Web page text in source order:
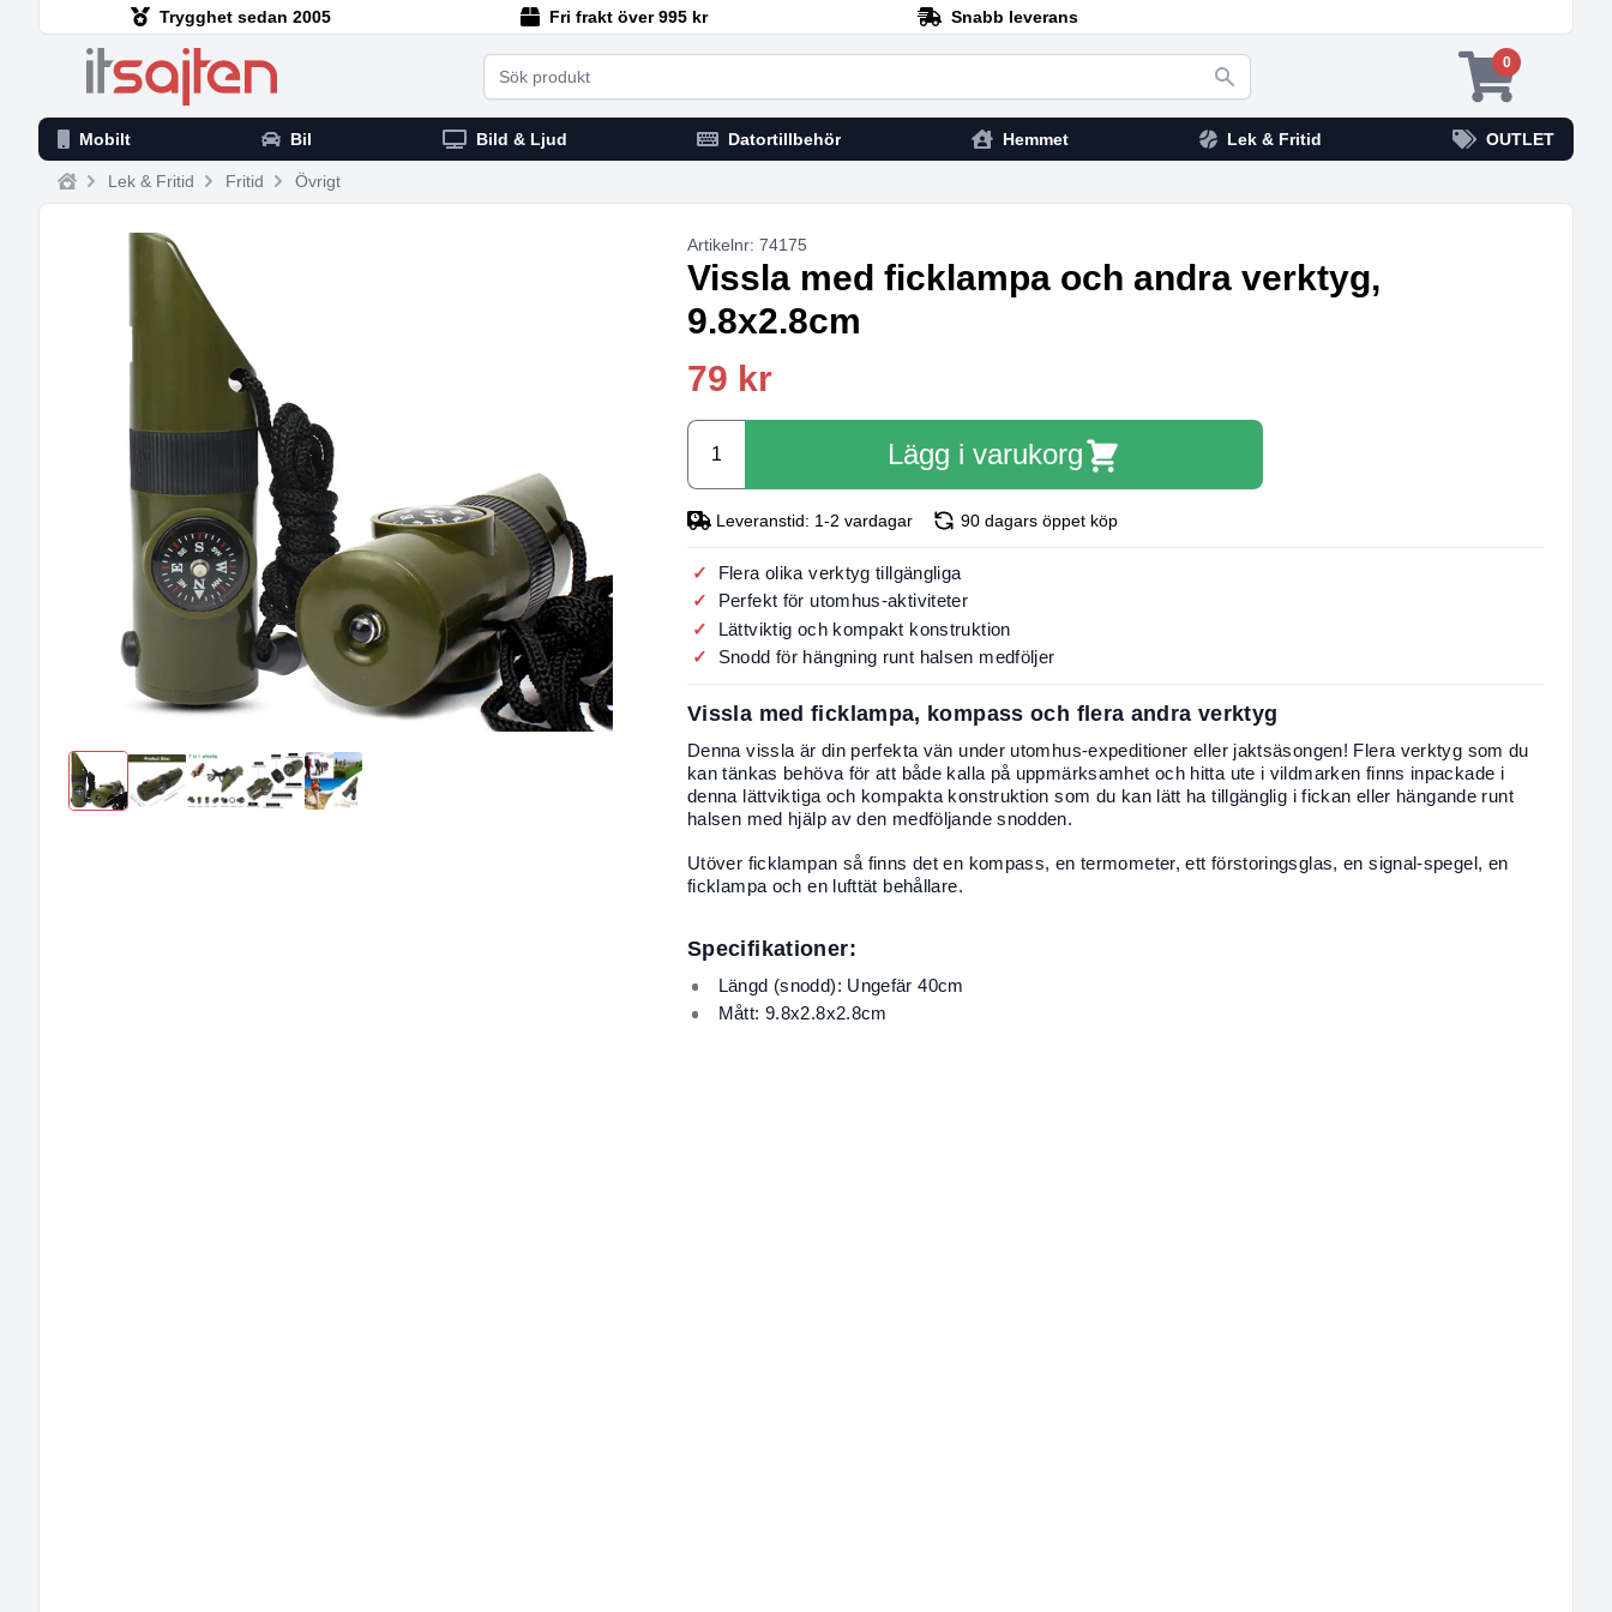
Trygghet sedan 2005 Fri frakt över 995 kr Snabb leverans
Search 0
Mobilt Bil Bild & Ljud Datortillbehör Hemmet Lek & Fritid OUTLET
Home
Lek & Fritid Fritid Övrigt
Artikelnr: 74175
Vissla med ficklampa och andra verktyg,
9.8x2.8cm
79 kr
Lägg i varukorg
Leveranstid: 1-2 vardagar 90 dagars öppet köp
Flera olika verktyg tillgängliga
Perfekt för utomhus-aktiviteter
Lättviktig och kompakt konstruktion
Snodd för hängning runt halsen medföljer
Vissla med ficklampa, kompass och flera andra verktyg
Denna vissla är din perfekta vän under utomhus-expeditioner eller jaktsäsongen! Flera verktyg som du
kan tänkas behöva för att både kalla på uppmärksamhet och hitta ute i vildmarken finns inpackade i
denna lättviktiga och kompakta konstruktion som du kan lätt ha tillgänglig i fickan eller hängande runt
halsen med hjälp av den medföljande snodden.
Utöver ficklampan så finns det en kompass, en termometer, ett förstoringsglas, en signal-spegel, en
ficklampa och en lufttät behållare.
Specifikationer:
Längd (snodd): Ungefär 40cm
Mått: 9.8x2.8x2.8cm